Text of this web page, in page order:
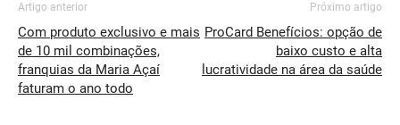
Artigo anterior
Com produto exclusivo e mais
de 10 mil combinações,
franquias da Maria Açaí
faturam o ano todo
Próximo artigo
ProCard Benefícios: opção de
baixo custo e alta
lucratividade na área da saúde